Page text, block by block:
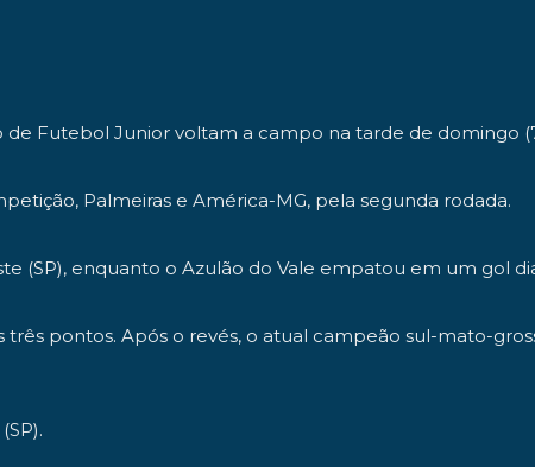
Futebol Junior voltam a campo na tarde de domingo
Palmeiras e América-MG, pela segunda rodada.
(SP), enquanto o Azulão do Vale empatou em um gol
pontos. Após o revés, o atual campeão sul-mato-